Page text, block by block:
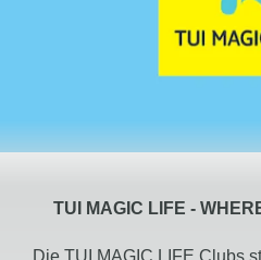
TUI MAGIC LIFE -
Die TUI MAGIC LIFE Clubs